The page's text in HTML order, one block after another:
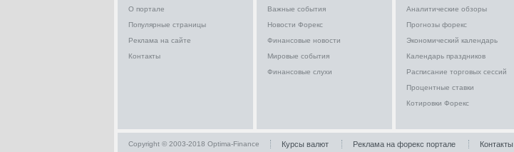
О портале
Популярные страницы
Реклама на сайте
Контакты
Важные события
Новости Форекс
Финансовые новости
Мировые события
Финансовые слухи
Аналитические обзоры
Прогнозы форекс
Экономический календарь
Календарь праздников
Расписание торговых сессий
Процентные ставки
Котировки Форекс
Copyright © 2003-2018 Optima-Finance Курсы валют Реклама на форекс портале Контакты